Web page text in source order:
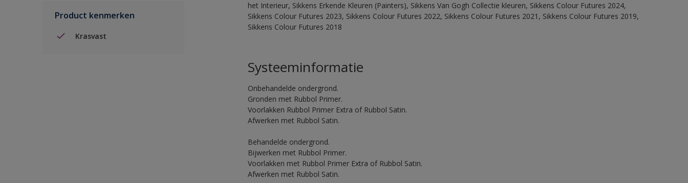
Product kenmerken
Krasvast
het Interieur, Sikkens Erkende Kleuren (Painters), Sikkens Van Gogh Collectie kleuren, Sikkens Colour Futures 2024,
Sikkens Colour Futures 2023, Sikkens Colour Futures 2022, Sikkens Colour Futures 2021, Sikkens Colour Futures 2019,
Sikkens Colour Futures 2018
Systeeminformatie
Onbehandelde ondergrond.
Gronden met Rubbol Primer.
Voorlakken Rubbol Primer Extra of Rubbol Satin.
Afwerken met Rubbol Satin.
Behandelde ondergrond.
Bijwerken met Rubbol Primer.
Voorlakken met Rubbol Primer Extra of Rubbol Satin.
Afwerken met Rubbol Satin.